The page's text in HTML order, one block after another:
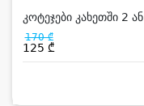
კოტეჯები კახეთში 2
170 ₾
125 ₾